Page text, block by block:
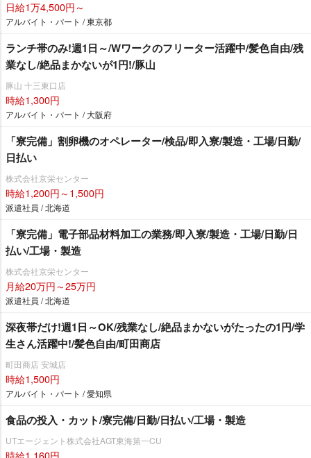
日給1万4,500円～
アルバイト・パート / 東京都
ランチ帯のみ!週1日～/Wワークのフリーター活躍中/髪色自由/残
業なし/絶品まかないが1円!/豚山
豚山 十三東口店
時給1,300円
アルバイト・パート / 大阪府
「寮完備」割卵機のオペレーター/検品/即入寮/製造・工場/日勤/
日払い
株式会社京栄センター
時給1,200円～1,500円
派遣社員 / 北海道
「寮完備」電子部品材料加工の業務/即入寮/製造・工場/日勤/日
払い/工場・製造
株式会社京栄センター
月給20万円～25万円
派遣社員 / 北海道
深夜帯だけ!週1日～OK/残業なし/絶品まかないがたったの1円/学
生さん活躍中!/髪色自由/町田商店
町田商店 安城店
時給1,500円
アルバイト・パート / 愛知県
食品の投入・カット/寮完備/日勤/日払い/工場・製造
UTエージェント株式会社AGT東海第一CU
時給1,160円